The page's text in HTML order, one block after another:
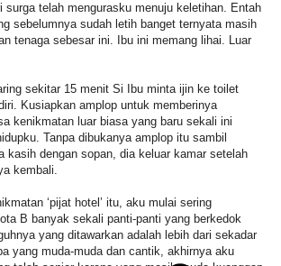
surga telah mengurasku menuju keletihan. Entah
sebelumnya sudah letih banget ternyata masih
tenaga sebesar ini. Ibu ini memang lihai. Luar
sekitar 15 menit Si Ibu minta ijin ke toilet
Kusiapkan amplop untuk memberinya
kenikmatan luar biasa yang baru sekali ini
Tanpa dibukanya amplop itu sambil
kasih dengan sopan, dia keluar kamar setelah
kembali.
‘pijat hotel’ itu, aku mulai sering
B banyak sekali panti-panti yang berkedok
yang ditawarkan adalah lebih dari sekadar
yang muda-muda dan cantik, akhirnya aku